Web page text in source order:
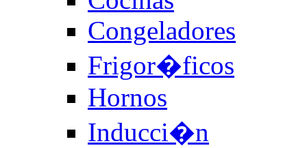
Congeladores
Frigor�ficos
Hornos
Inducci�n